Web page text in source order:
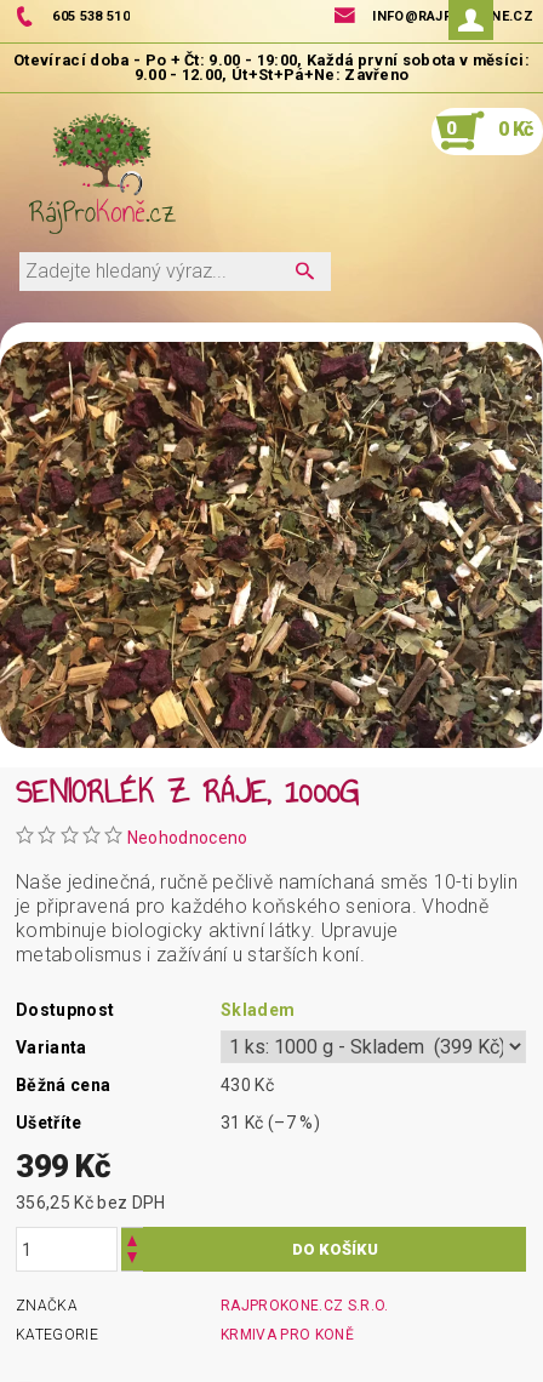
605 538 510 INFO@RAJPROKONE.CZ
0 0 Kč
SENIORLÉK Z RÁJE, 1000G
Neohodnoceno
Naše jedinečná, ručně pečlivě namíchaná směs 10-ti bylin
je připravená pro každého koňského seniora. Vhodně
kombinuje biologicky aktivní látky. Upravuje
metabolismus i zažívání u starších koní.
Dostupnost
Skladem
Varianta
Běžná cena
430 Kč
Ušetříte
31 Kč(–7 %)
399 Kč
356,25 Kč bez DPH
ZNAČKA
RAJPROKONE.CZ S.R.O.
KATEGORIE
KRMIVA PRO KONĚ